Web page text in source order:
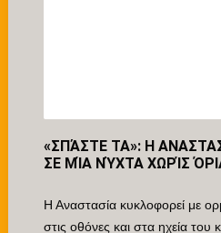
«ΣΠΆΣΤΕ ΤΑ»: Η
ΣΕ ΜΊΑ ΝΎΧΤΑ ΧΩΡΊΣ
Η Αναστασία κυκλοφορεί με
στις οθόνες και στα ηχεία του